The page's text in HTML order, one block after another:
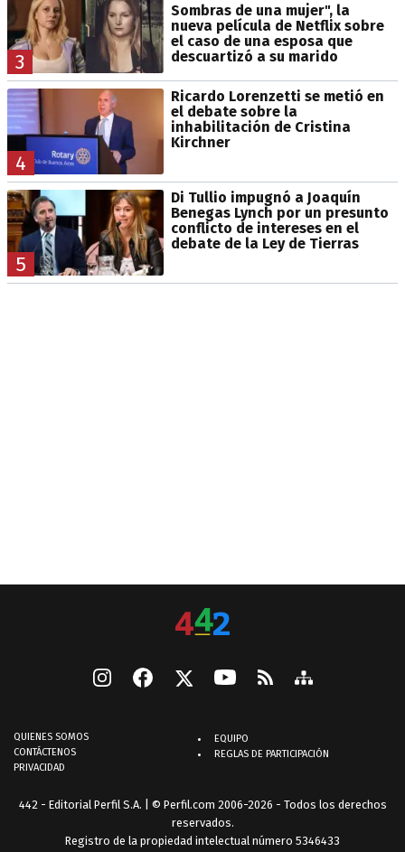
3
Sombras de una mujer", la
nueva película de Netflix sobre
el caso de una esposa que
descuartizó a su marido
4
Ricardo Lorenzetti se metió en
el debate sobre la
inhabilitación de Cristina
Kirchner
5
Di Tullio impugnó a Joaquín
Benegas Lynch por un presunto
conflicto de intereses en el
debate de la Ley de Tierras
QUIENES SOMOS
CONTÁCTENOS
PRIVACIDAD
EQUIPO
REGLAS DE PARTICIPACIÓN
442 - Editorial Perfil S.A. | © Perfil.com 2006-2026 - Todos los derechos
reservados.
Registro de la propiedad intelectual número 5346433